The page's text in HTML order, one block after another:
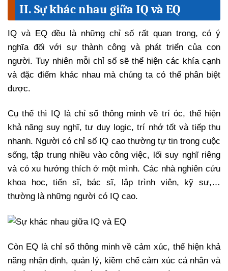
II. Sự khác nhau giữa IQ và EQ
IQ và EQ đều là những chỉ số rất quan trọng, có ý
nghĩa đối với sự thành công và phát triển của con
người. Tuy nhiên mỗi chỉ số sẽ thể hiện các khía cạnh
và đặc điểm khác nhau mà chúng ta có thể phân biệt
được.
Cụ thể thì IQ là chỉ số thông minh về trí óc, thể hiện
khả năng suy nghĩ, tư duy logic, trí nhớ tốt và tiếp thu
nhanh. Người có chỉ số IQ cao thường tự tin trong cuộc
sống, tập trung nhiều vào công việc, lối suy nghĩ riêng
và có xu hướng thích ở một mình. Các nhà nghiên cứu
khoa học, tiến sĩ, bác sĩ, lập trình viên, kỹ sư,…
thường là những người có IQ cao.
Còn EQ là chỉ số thông minh về cảm xúc, thể hiện khả
năng nhận định, quản lý, kiềm chế cảm xúc cá nhân và